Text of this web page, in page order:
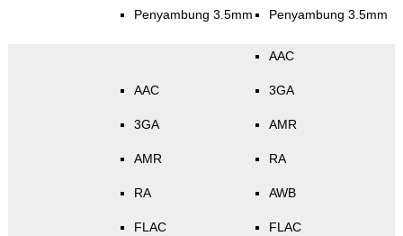
Penyambung 3.5mm Penyambung 3.5mm
AAC
3GA
AMR
RA
FLAC
AAC
3GA
AMR
RA
AWB
FLAC